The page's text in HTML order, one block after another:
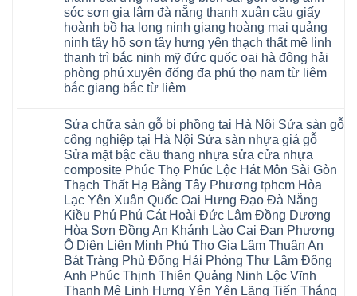
Ziccos
Flortex
Wilson
black
Hobi
wood
Glotex
Kosmos
Hobi
wood
đế
cao
su
IXPE
Hưng
Yên
Sài
Gòn
Ân
Thi
Hoàng
Mai
Hào
Tiên
Lữ
khóa
giá
rẻ
4mm
6mm
8mm
10mm
12mm
chịu
nhà
hà
nội
Ziccos
Flortex
black
Hobi
wood
Glotex
Kosmos
Hobi
wood
Charm
wood
đế
cao
ngấm
nước
tại
Hà
Sửa
sàn
gỗ
công
Hà
Nội
Sửa
sàn
giả
cong
vênh
Sửa
mặt
bậc
cầu
thang
nhựa
sửa
cửa
sóc sơn gia lâm đà nẵng thanh xuân cầu giấy
hoành bồ hạ long ninh giang hoàng mai quảng
ninh tây hồ sơn tây hưng yên thạch thất mê linh
thanh trì bắc ninh mỹ đức quốc oai hà đông hải
phòng phú xuyên đống đa phú thọ nam từ liêm
bắc giang bắc từ liêm
bình
luận
ở
Sửa
sàn
gỗ
cong
vênh
tại
Hà
Nội
Sửa
sàn
gỗ
công
nghiệp
Sửa chữa sàn gỗ bị phồng tại Hà Nội Sửa sàn gỗ
công nghiệp tại Hà Nội Sửa sàn nhựa giả gỗ
Sửa mặt bậc cầu thang nhựa sửa cửa nhựa
composite Phúc Thọ Phúc Lộc Hát Môn Sài Gòn
Thạch Thất Hạ Bằng Tây Phương tphcm Hòa
Lạc Yên Xuân Quốc Oai Hưng Đạo Đà Nẵng
Kiều Phú Phú Cát Hoài Đức Lâm Đồng Dương
Hòa Sơn Đồng An Khánh Lào Cai Đan Phượng
Ô Diên Liên Minh Phú Thọ Gia Lâm Thuận An
Bát Tràng Phù Đổng Hải Phòng Thư Lâm Đông
Anh Phúc Thịnh Thiên Quảng Ninh Lộc Vĩnh
Thanh Mê Linh Hưng Yên Yên Lãng Tiến Thắng